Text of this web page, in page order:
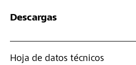
Descargas
Hoja de datos técnicos